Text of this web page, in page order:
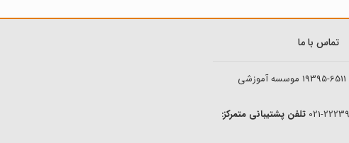
تماس با ما
19395-6511موسسه آموزشی
تلفن پشتیبانی متمرکز: